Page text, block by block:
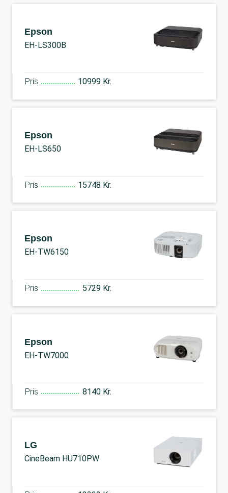
Epson
EH-LS300B
Pris 10999 Kr.
Epson
EH-LS650
Pris 15748 Kr.
Epson
EH-TW6150
Pris 5729 Kr.
Epson
EH-TW7000
Pris 8140 Kr.
LG
CineBeam HU710PW